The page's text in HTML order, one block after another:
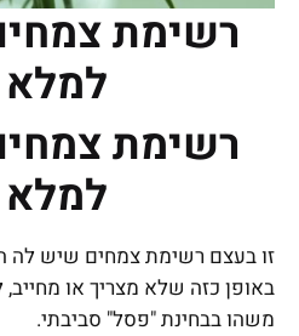
רשימת
רשימת
זו בעצם רשימת צמחים שיש לה
באופן כזה שלא מצריך או
משהו בבחינת "פסל" סביבתי.